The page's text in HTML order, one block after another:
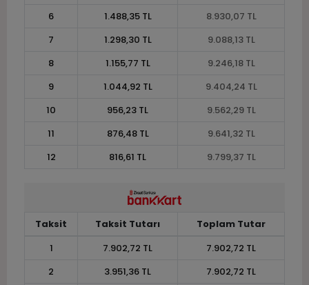
6
1.488,35 TL
8.930,07 TL
7
1.298,30 TL
9.088,13 TL
8
1.155,77 TL
9.246,18 TL
9
1.044,92 TL
9.404,24 TL
10
956,23 TL
9.562,29 TL
11
876,48 TL
9.641,32 TL
12
816,61 TL 9.799,37 TL
Taksit Taksit Tutarı
Toplam Tutar
1
7.902,72 TL
7.902,72 TL
2
3.951,36 TL
7.902,72 TL